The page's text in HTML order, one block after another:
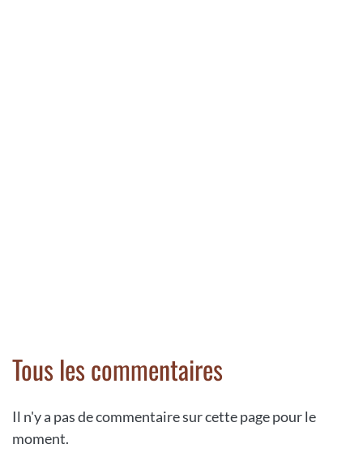
Tous les commentaires
Il n'y a pas de commentaire sur cette page pour le
moment.